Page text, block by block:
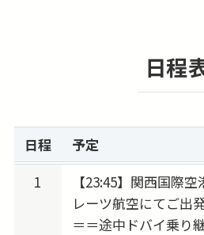
に合わせて思いのままに楽
らせください。
アレンジして、お客様だけ
ります！
日程
日程 予定
1
【23:45】関西国際
レーツ航空にてご出
＝＝途中ドバイ乗り